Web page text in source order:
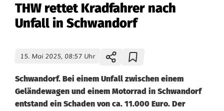
THW rettet Kradfahrer nach
Unfall in Schwandorf
15. Mai 2025, 08:57 Uhr
Schwandorf. Bei einem Unfall zwischen einem
Geländewagen und einem Motorrad in Schwandorf
entstand ein Schaden von ca. 11.000 Euro. Der